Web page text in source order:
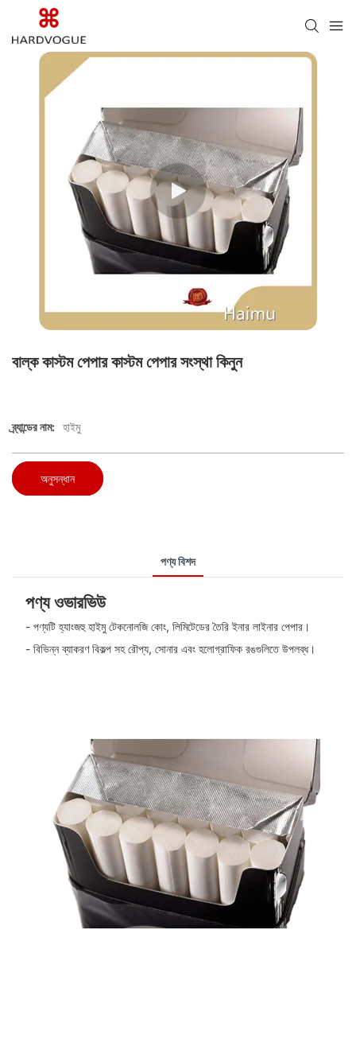
বাল্ক কাস্টম পেপার কাস্টম পেপার সংস্থা কিনুন
ব্র্যান্ডের নাম: হাইমু
অনুসন্ধান
পণ্য বিশদ
পণ্য ওভারভিউ
- পণ্যটি হ্যাংজহু হাইমু টেকনোলজি কোং, লিমিটেডের তৈরি ইনার লাইনার পেপার।
- বিভিন্ন ব্যাকরণ বিকল্প সহ রৌপ্য, সোনার এবং হলোগ্রাফিক রঙগুলিতে উপলব্ধ।